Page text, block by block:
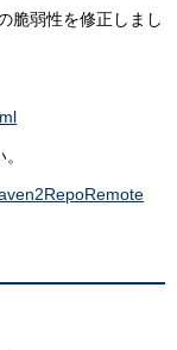
脆弱性を修正しまし